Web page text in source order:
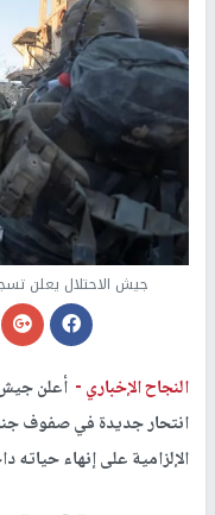
جيش الاحتلال يعلن
النجاح الإخباري - أعلن جيش
انتحار جديدة في صفوف
الإلزامية على إنهاء